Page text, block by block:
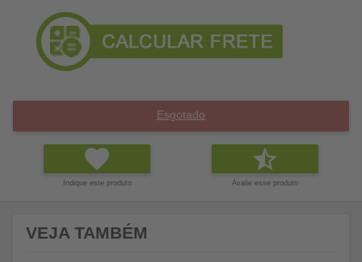
Esgotado
Indique este produto Avalie esse produto
VEJA TAMBÉM